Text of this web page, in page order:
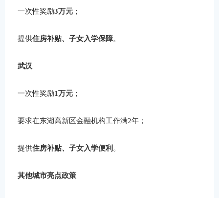
一次性奖励3万元 ；
提供住房补贴、子女入学保障。
武汉
一次性奖励1万元 ；
要求在东湖高新区金融机构工作满2年；
提供住房补贴、子女入学便利 。
其他城市亮点政策